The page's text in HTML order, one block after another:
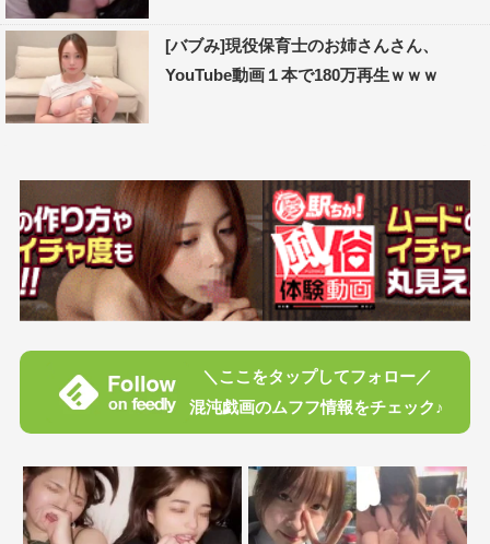
[バブみ]現役保育士のお姉さんさん、
YouTube動画１本で180万再生ｗｗｗ
＼ここをタップしてフォロー／
混沌戯画のムフフ情報をチェック♪